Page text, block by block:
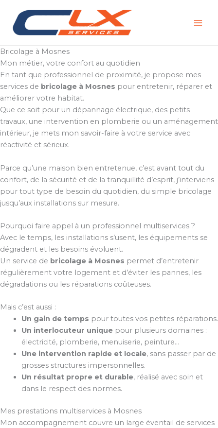
contenu
Bricolage à Mosnes
Mon métier, votre confort au quotidien
En tant que professionnel de proximité, je propose mes
services de bricolage à Mosnes pour entretenir, réparer et
améliorer votre habitat.
Que ce soit pour un dépannage électrique, des petits
travaux, une intervention en plomberie ou un aménagement
intérieur, je mets mon savoir-faire à votre service avec
réactivité et sérieux.
Parce qu’une maison bien entretenue, c’est avant tout du
confort, de la sécurité et de la tranquillité d’esprit, j’interviens
pour tout type de besoin du quotidien, du simple bricolage
jusqu’aux installations sur mesure.
Pourquoi faire appel à un professionnel multiservices ?
Avec le temps, les installations s’usent, les équipements se
dégradent et les besoins évoluent.
Un service de bricolage à Mosnes permet d’entretenir
régulièrement votre logement et d’éviter les pannes, les
dégradations ou les réparations coûteuses.
Mais c’est aussi :
Un gain de temps pour toutes vos petites réparations.
Un interlocuteur uniquepour plusieurs domaines :
électricité, plomberie, menuiserie, peinture…
Une intervention rapide et locale, sans passer par de
grosses structures impersonnelles.
Un résultat propre et durable, réalisé avec soin et
dans le respect des normes.
Mes prestations multiservices à Mosnes
Mon accompagnement couvre un large éventail de services